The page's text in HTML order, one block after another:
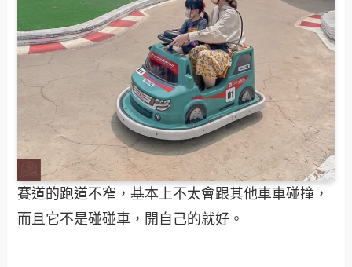
賽道的跑道不窄，基本上不太會跟其他車車碰撞，
而且它不是碰碰車，開自己的就好。